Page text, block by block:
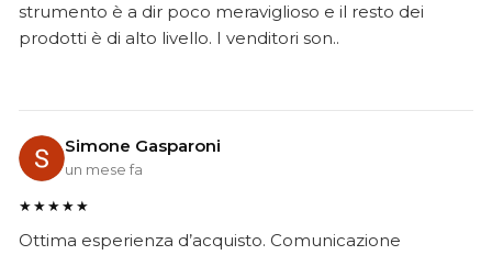
strumento è a dir poco meraviglioso e il resto dei
prodotti è di alto livello. I venditori son..
Simone Gasparoni
un mese fa
★★★★★
Ottima esperienza d’acquisto. Comunicazione